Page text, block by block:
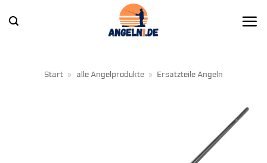
Inhalt
Start » alle Angelprodukte » Ersatzteile Angeln